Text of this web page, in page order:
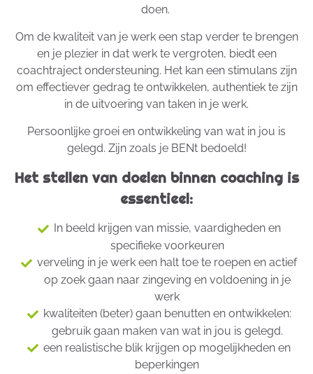
doen.
Om de kwaliteit van je werk een stap verder te brengen
en je plezier in dat werk te vergroten, biedt een
coachtraject ondersteuning. Het kan een stimulans zijn
om effectiever gedrag te ontwikkelen, authentiek te zijn
in de uitvoering van taken in je werk.
Persoonlijke groei en ontwikkeling van wat in jou is
gelegd. Zijn zoals je BENt bedoeld!
Het stellen van doelen binnen coaching is
essentieel:
In beeld krijgen van missie, vaardigheden en
specifieke voorkeuren
verveling in je werk een halt toe te roepen en actief
op zoek gaan naar zingeving en voldoening in je
werk
kwaliteiten (beter) gaan benutten en ontwikkelen:
gebruik gaan maken van wat in jou is gelegd.
een realistische blik krijgen op mogelijkheden en
beperkingen